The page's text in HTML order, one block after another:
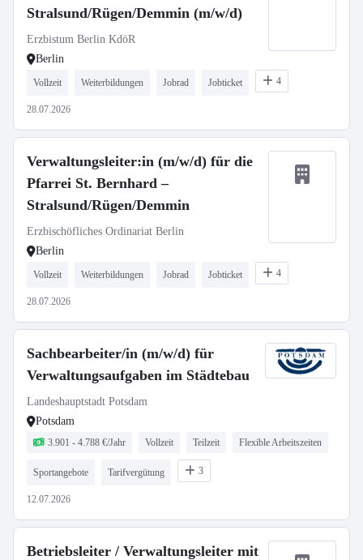
Stralsund/Rügen/Demmin (m/w/d)
Erzbistum Berlin KdöR
Berlin
Vollzeit Weiterbildungen Jobrad Jobticket 4
28.07.2026
Verwaltungsleiter:in (m/w/d) für die
Pfarrei St. Bernhard –
Stralsund/Rügen/Demmin
Erzbischöfliches Ordinariat Berlin
Berlin
Vollzeit Weiterbildungen Jobrad Jobticket 4
28.07.2026
Sachbearbeiter/in (m/w/d) für
Verwaltungsaufgaben im Städtebau
Landeshauptstadt Potsdam
Potsdam
3.901 - 4.788 €/Jahr Vollzeit Teilzeit Flexible Arbeitszeiten
Sportangebote Tarifvergütung 3
12.07.2026
Betriebsleiter / Verwaltungsleiter mit